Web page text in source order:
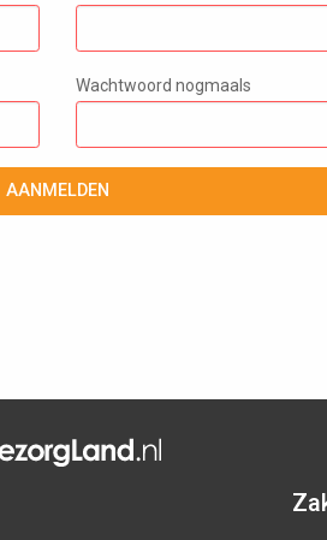
Wachtwoord nogmaals
AANMELDEN